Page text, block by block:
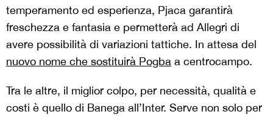
temperamento ed esperienza, Pjaca garantirà
freschezza e fantasia e permetterà ad Allegri di
avere possibilità di variazioni tattiche. In attesa del
nuovo nome che sostituirà Pogba a centrocampo.
Tra le altre, il miglior colpo, per necessità, qualità e
costi è quello di Banega all’Inter. Serve non solo per